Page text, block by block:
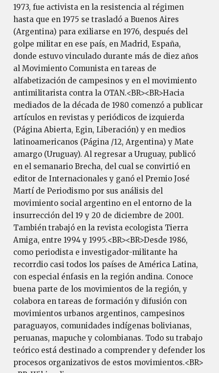
1973, fue activista en la resistencia al régimen
hasta que en 1975 se trasladó a Buenos Aires
(Argentina) para exiliarse en 1976, después del
golpe militar en ese país, en Madrid, España,
donde estuvo vinculado durante más de diez años
al Movimiento Comunista en tareas de
alfabetización de campesinos y en el movimiento
antimilitarista contra la OTAN.<BR><BR>Hacia
mediados de la década de 1980 comenzó a publicar
artículos en revistas y periódicos de izquierda
(Página Abierta, Egin, Liberación) y en medios
latinoamericanos (Página /12, Argentina) y Mate
amargo (Uruguay). Al regresar a Uruguay, publicó
en el semanario Brecha, del cual se convirtió en
editor de Internacionales y ganó el Premio José
Martí de Periodismo por sus análisis del
movimiento social argentino en el entorno de la
insurrección del 19 y 20 de diciembre de 2001.
También trabajó en la revista ecologista Tierra
Amiga, entre 1994 y 1995.<BR><BR>Desde 1986,
como periodista e investigador-militante ha
recorrdio casi todos los países de América Latina,
con especial énfasis en la región andina. Conoce
buena parte de los movimientos de la región, y
colabora en tareas de formación y difusión con
movimientos urbanos argentinos, campesinos
paraguayos, comunidades indígenas bolivianas,
peruanas, mapuche y colombianas. Todo su trabajo
teórico está destinado a comprender y defender los
procesos organizativos de estos movimientos.<BR>